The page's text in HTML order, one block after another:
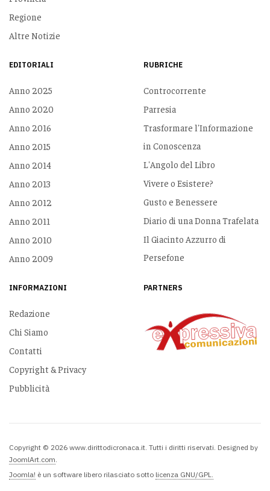
Regione
Altre Notizie
EDITORIALI
Anno 2025
Anno 2020
Anno 2016
Anno 2015
Anno 2014
Anno 2013
Anno 2012
Anno 2011
Anno 2010
Anno 2009
RUBRICHE
Controcorrente
Parresia
Trasformare l'Informazione
in Conoscenza
L'Angolo del Libro
Vivere o Esistere?
Gusto e Benessere
Diario di una Donna Trafelata
Il Giacinto Azzurro di
Persefone
INFORMAZIONI
Redazione
Chi Siamo
Contatti
Copyright & Privacy
Pubblicità
PARTNERS
Copyright © 2026 www.dirittodicronaca.it. Tutti i diritti riservati. Designed by
JoomlArt.com.
Joomla! è un software libero rilasciato sotto licenza GNU/GPL.